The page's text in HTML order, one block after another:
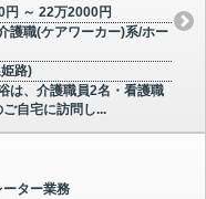
円 ～ 22万2000円
護職(ケアワーカー)系/ホー
路)
は、介護職員2名・看護職
自宅に訪問し...
ーター業務